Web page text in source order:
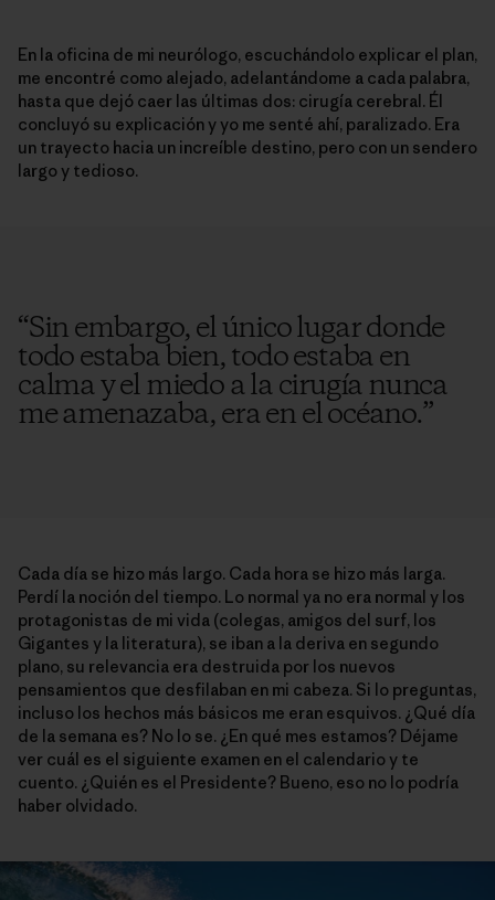
En la oficina de mi neurólogo, escuchándolo explicar el plan,
me encontré como alejado, adelantándome a cada palabra,
hasta que dejó caer las últimas dos: cirugía cerebral. Él
concluyó su explicación y yo me senté ahí, paralizado. Era
un trayecto hacia un increíble destino, pero con un sendero
largo y tedioso.
“Sin embargo, el único lugar donde
todo estaba bien, todo estaba en
calma y el miedo a la cirugía nunca
me amenazaba, era en el océano.”
Cada día se hizo más largo. Cada hora se hizo más larga.
Perdí la noción del tiempo. Lo normal ya no era normal y los
protagonistas de mi vida (colegas, amigos del surf, los
Gigantes y la literatura), se iban a la deriva en segundo
plano, su relevancia era destruida por los nuevos
pensamientos que desfilaban en mi cabeza. Si lo preguntas,
incluso los hechos más básicos me eran esquivos. ¿Qué día
de la semana es? No lo se. ¿En qué mes estamos? Déjame
ver cuál es el siguiente examen en el calendario y te
cuento. ¿Quién es el Presidente? Bueno, eso no lo podría
haber olvidado.